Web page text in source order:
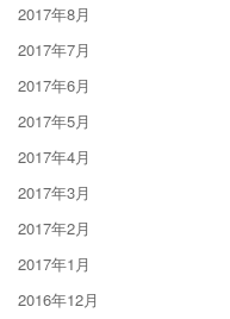
2017年8月
2017年7月
2017年6月
2017年5月
2017年4月
2017年3月
2017年2月
2017年1月
2016年12月